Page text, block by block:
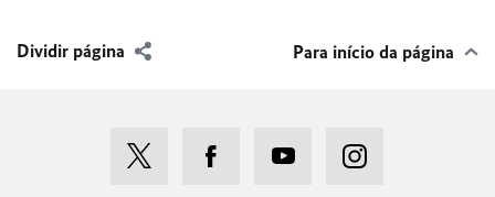
Dividir página Para início da página